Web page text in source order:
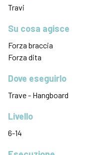
Travi
Su cosa agisce
Forza braccia
Forza dita
Dove eseguirlo
Trave - Hangboard
Livello
6-14